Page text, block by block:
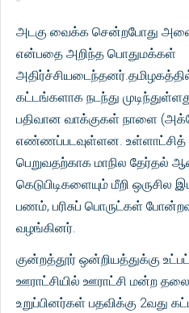
அடகு வைக்க சென்றபோது
என்பதை அறிந்த பொதுமக்கள்
கட்டங்களாக நடந்து
பதிவான வாக்குகள் நாளை
எண்ணப்படவுள்ளன. உள்ளாட்சித்
பெறுவதற்காக மாநில
கெடுபிடிகளையும் மீறி
பணம், பரிசுப் பொருட்கள்
வழங்கினர்.
குன்றத்தூர் ஒன்றியத்துக்கு
ஊராட்சியில் ஊராட்சி மன்ற
உறுப்பினர்கள் பதவிக்கு 2வது